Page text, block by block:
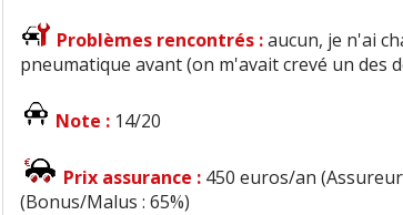
Problèmes rencontrés :aucun, je n'ai
pneumatique avant (on m'avait crevé un des
Note : 14/20
Prix assurance : 450 euros/an
(Bonus/Malus : 65%)